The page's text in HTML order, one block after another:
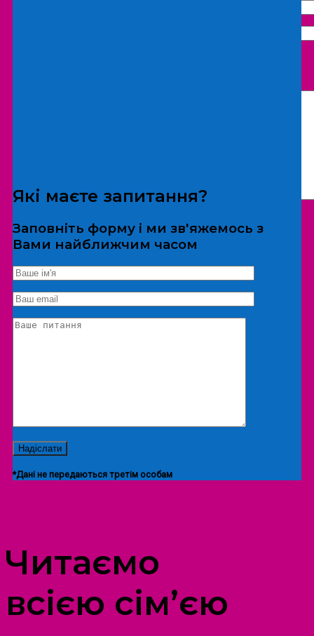
*Дані не передаються третім особам
Екскурсія/локація
Які маєте запитання?
Заповніть форму і ми зв'яжемось з
Вами найближчим часом
*Дані не передаються третім особам
Читаємо
всією сім’єю